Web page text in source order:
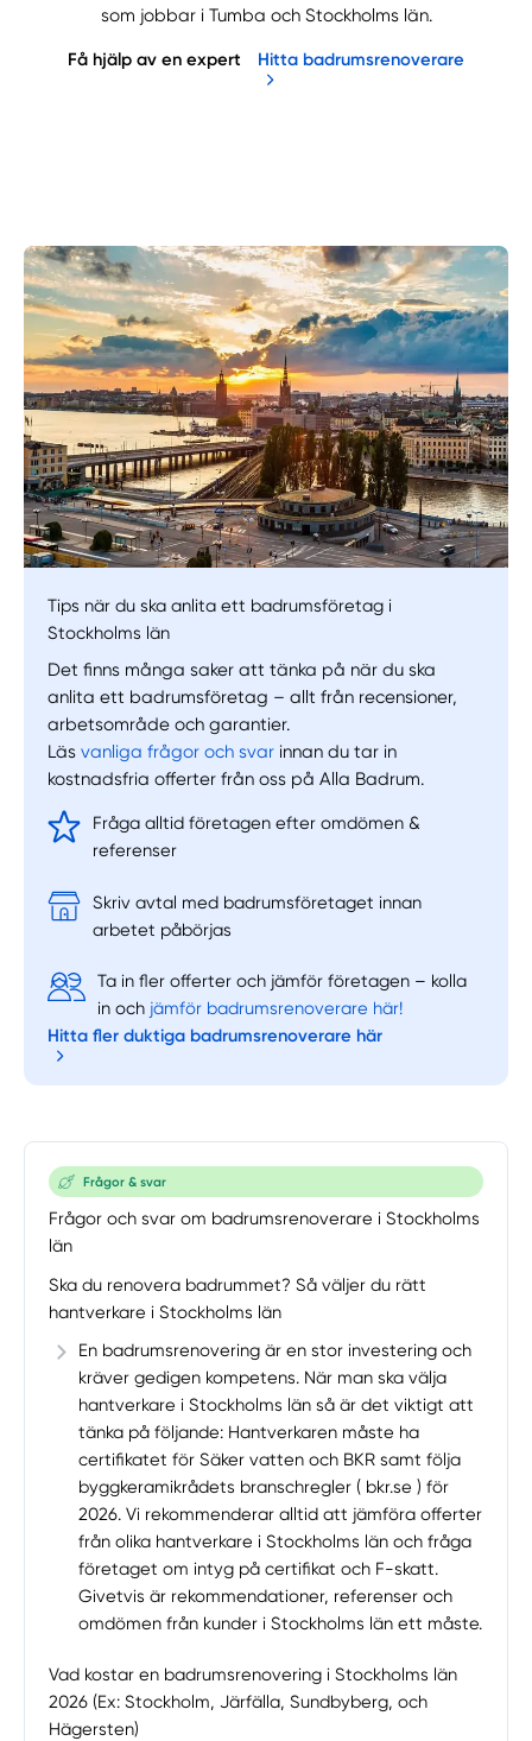
Manuellt Få hjälp
Välj tillvägagångssätt
som jobbar i Tumba och Stockholms län.
Få hjälp av en expert Hitta badrumsrenoverare
Tips när du ska anlita ett badrumsföretag i
Stockholms län
Det finns många saker att tänka på när du ska
anlita ett badrumsföretag – allt från recensioner,
arbetsområde och garantier.
Läsvanliga frågor och svar innan du tar in
kostnadsfria offerter från oss på Alla Badrum.
Fråga alltid företagen efter omdömen &
referenser
Skriv avtal med badrumsföretaget innan
arbetet påbörjas
Ta in fler offerter och jämför företagen – kolla
in och jämför badrumsrenoverare här!
Hitta fler duktiga badrumsrenoverare här
Frågor & svar
Frågor och svar om badrumsrenoverare i Stockholms
län
Ska du renovera badrummet? Så väljer du rätt
hantverkare i Stockholms län
En badrumsrenovering är en stor investering och
kräver gedigen kompetens. När man ska välja
hantverkare i Stockholms län så är det viktigt att
tänka på följande: Hantverkaren måste ha
certifikatet för Säker vatten och BKR samt följa
byggkeramikrådets branschregler ( bkr.se ) för
2026. Vi rekommenderar alltid att jämföra offerter
från olika hantverkare i Stockholms län och fråga
företaget om intyg på certifikat och F-skatt.
Givetvis är rekommendationer, referenser och
omdömen från kunder i Stockholms län ett måste.
Vad kostar en badrumsrenovering i Stockholms län
2026 (Ex: Stockholm, Järfälla, Sundbyberg, och
Hägersten)